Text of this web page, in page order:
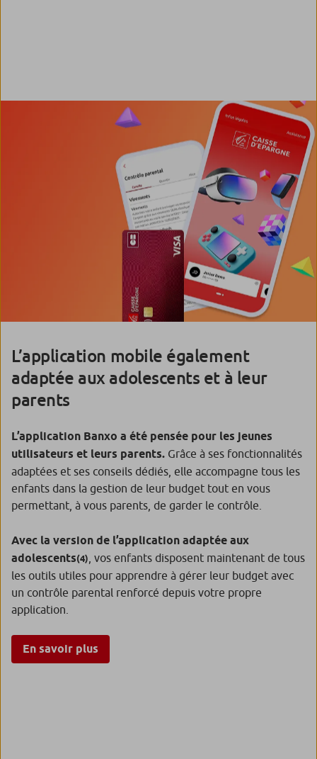
L’application mobile également
adaptée aux adolescents et à leur
parents
L’application Banxo a été pensée pour les jeunes
utilisateurs et leurs parents. Grâce à ses fonctionnalités
adaptées et ses conseils dédiés, elle accompagne tous les
enfants dans la gestion de leur budget tout en vous
permettant, à vous parents, de garder le contrôle.
Avec la version de l’application adaptée aux
adolescents(4) , vos enfants disposent maintenant de tous
les outils utiles pour apprendre à gérer leur budget avec
un contrôle parental renforcé depuis votre propre
application.
En savoir plus